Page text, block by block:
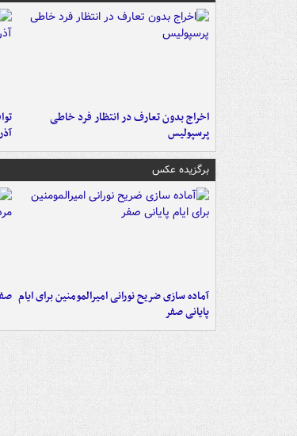
اخراج بدون تعارف در انتظار فرد خاطی
پرسپولیس
برگزیده عکس
آماده سازی ضریح نورانی امیرالمومنین برای ایام
پایانی صفر